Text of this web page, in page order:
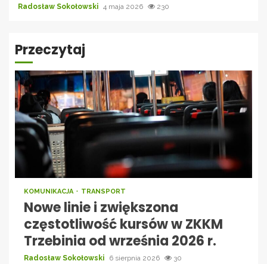
Radosław Sokołowski 4 maja 2026 230
Przeczytaj
KOMUNIKACJA TRANSPORT
Nowe linie i zwiększona
częstotliwość kursów w ZKKM
Trzebinia od września 2026 r.
Radosław Sokołowski 6 sierpnia 2026 30